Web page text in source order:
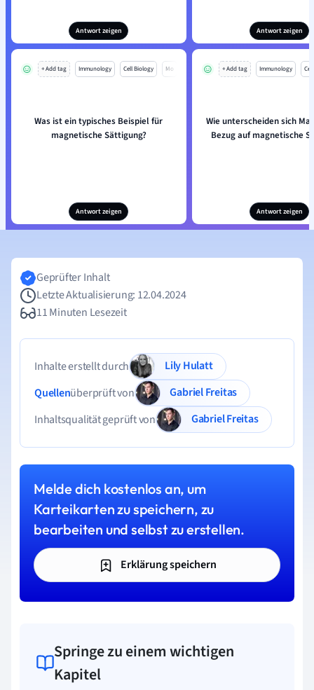
Antwort zeigen Antwort zeigen
+ Add tag Immunology Cell Biology Mo
Was ist ein typisches Beispiel für
magnetische Sättigung?
Antwort zeigen
+ Add tag Immunology
Wie unterscheiden sich
Bezug auf magnetische
Antwort zeigen
Geprüfter Inhalt
Letzte Aktualisierung: 12.04.2024
11 Minuten Lesezeit
Inhalte erstellt durch
Lily Hulatt
Quellenüberprüft von
Gabriel Freitas
Inhaltsqualität geprüft von
Gabriel Freitas
Melde dich kostenlos an, um
Karteikarten zu speichern, zu
bearbeiten und selbst zu erstellen.
Erklärung speichern
Springe zu einem wichtigen
Kapitel